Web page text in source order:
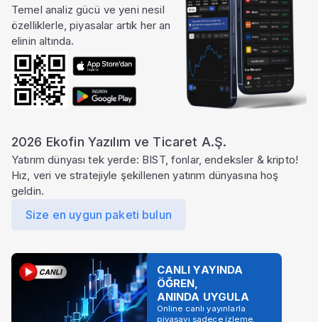
Temel analiz gücü ve yeni nesil
özelliklerle, piyasalar artık her an
elinin altında.
2026 Ekofin Yazılım ve Ticaret A.Ş.
Yatırım dünyası tek yerde: BIST, fonlar, endeksler & kripto!
Hız, veri ve stratejiyle şekillenen yatırım dünyasına hoş
geldin.
Size en uygun paketi bulun
CANLI YAYINDA
ÖĞREN,
ANINDA UYGULA
Online canlı yayınlarla
piyasayı sadece izleme,